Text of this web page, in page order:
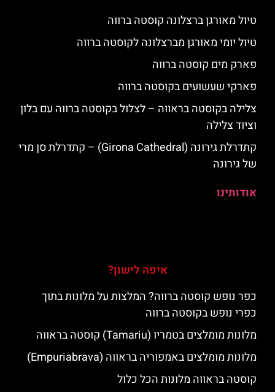
טיול מאורגן ברצלונה קוסטה ברווה
טיול יומי מאורגן מברצלונה לקוסטה ברווה
פארק מים קוסטה ברווה
פארקי שעשועים בקוסטה ברווה
צלילה בקוסטה בראווה – לצלול בקוסטה ברווה עם בלון
וציוד צלילה
קתדרלת גירונה (Girona Cathedral) – קתדרלת סן מרי
של גירונה
אודותינו
איפה לישון?
כפר נופש קוסטה ברווה? המלצות על מלונות בתוך
כפרי נופש בקוסטה ברווה
מלונות מומלצים בטמריו (Tamariu) קוסטה בראווה
מלונות מומלצים באמפוריה בראווה (Empuriabrava)
קוסטה בראווה מלונות הכל כלול